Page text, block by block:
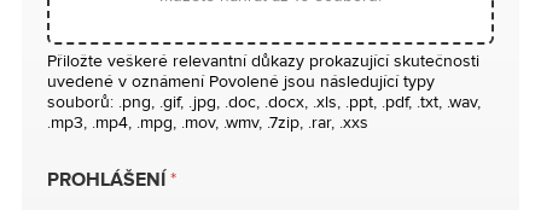
Přiložte veškeré relevantní důkazy prokazující skutečnosti
uvedené v oznámení Povolené jsou následující typy
souborů: .png, .gif, .jpg, .doc, .docx, .xls, .ppt, .pdf, .txt, .wav,
.mp3, .mp4, .mpg, .mov, .wmv, .7zip, .rar, .xxs
PROHLÁŠENÍ *